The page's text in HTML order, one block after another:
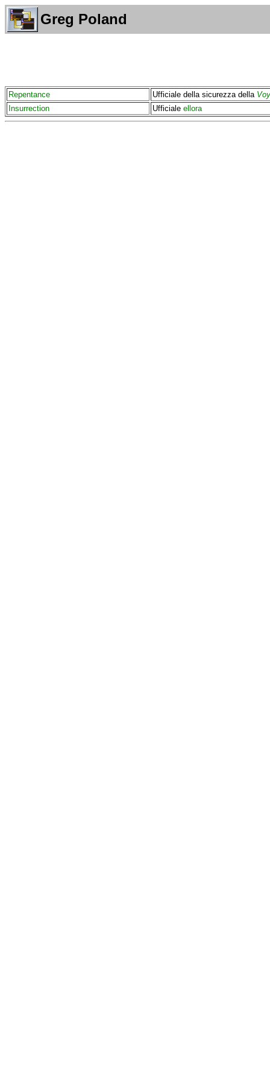
Greg Poland
Repentance Ufficiale della sicurezza della
Insurrection
Ufficiale ellora